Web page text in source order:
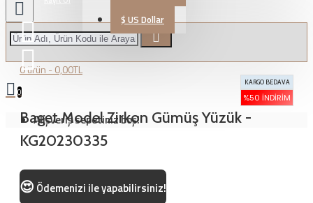
$ US Dollar
0 ürün - 0,00TL
0
Alışveriş sepetiniz boş!
KARGO BEDAVA
%50 İNDIRIM
Baget Model Zirkon Gümüş Yüzük -
KG20230335
😍 Ödemenizi ile yapabilirsiniz!